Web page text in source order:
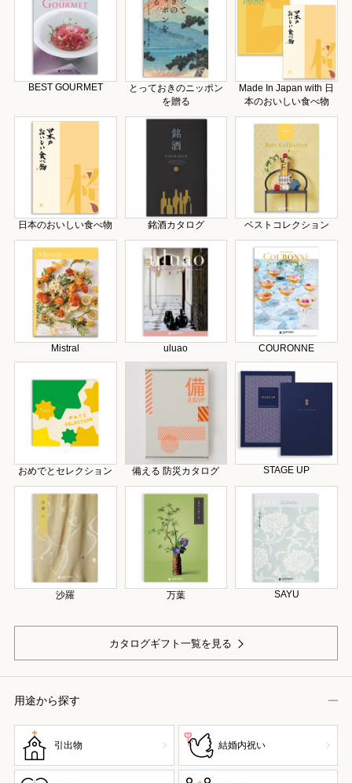
BEST GOURMET
とっておきのニッポン
を贈る
Made In Japan with 日
本のおいしい食べ物
日本のおいしい食べ物 銘酒カタログ ベストコレクション
Mistral uluao COURONNE
おめでとセレクション 備える 防災カタログ STAGE UP
沙羅 万葉 SAYU
カタログギフト一覧を見る
用途から探す
引出物 結婚内祝い